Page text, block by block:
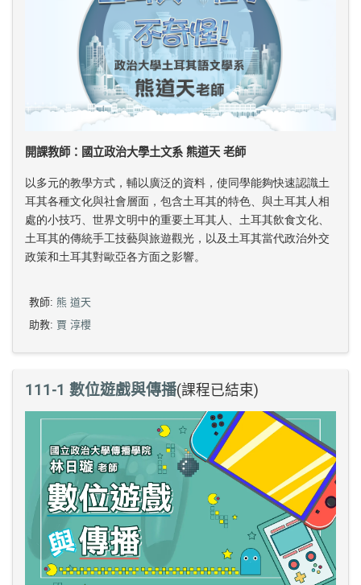
開課教師：國立政治大學土文系 熊道天 老師
以多元的教學方式，輔以廣泛的資料，使同學能夠快速認識土
耳其各種文化與社會層面，包含土耳其的特色、與土耳其人相
處的小技巧、世界文明中的重要土耳其人、土耳其飲食文化、
土耳其的傳統手工技藝與旅遊觀光，以及土耳其當代政治外交
政策和土耳其對歐亞各方面之影響。
教師: 熊 道天
助教: 賈 淳櫻
111-1 數位遊戲與傳播(課程已結束)